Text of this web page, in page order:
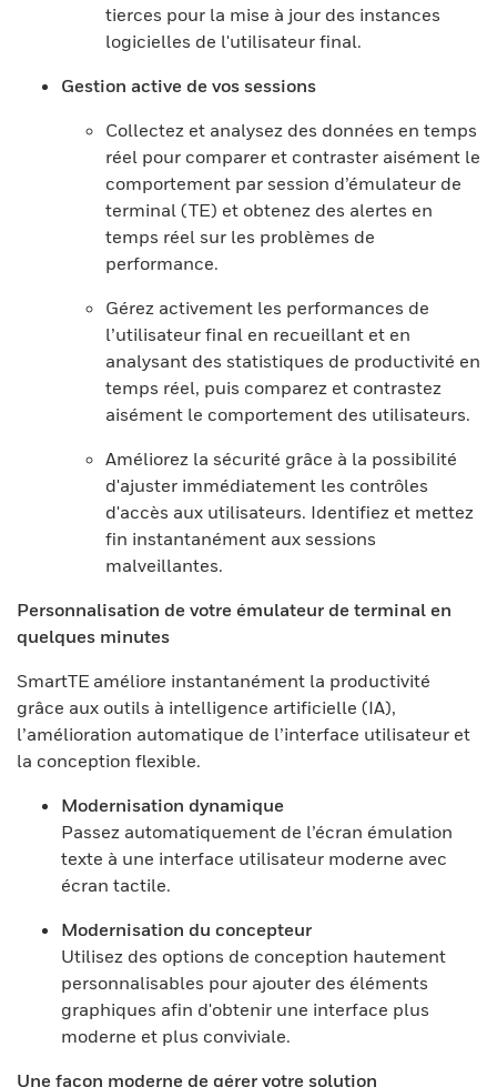
tierces pour la mise à jour des instances
logicielles de l'utilisateur final.
Gestion active de vos sessions
Collectez et analysez des données en temps
réel pour comparer et contraster aisément le
comportement par session d’émulateur de
terminal (TE) et obtenez des alertes en
temps réel sur les problèmes de
performance.
Gérez activement les performances de
l’utilisateur final en recueillant et en
analysant des statistiques de productivité en
temps réel, puis comparez et contrastez
aisément le comportement des utilisateurs.
Améliorez la sécurité grâce à la possibilité
d'ajuster immédiatement les contrôles
d'accès aux utilisateurs. Identifiez et mettez
fin instantanément aux sessions
malveillantes.
Personnalisation de votre émulateur de terminal en
quelques minutes
SmartTE améliore instantanément la productivité
grâce aux outils à intelligence artificielle (IA),
l’amélioration automatique de l’interface utilisateur et
la conception flexible.
Modernisation dynamique
Passez automatiquement de l’écran émulation
texte à une interface utilisateur moderne avec
écran tactile.
Modernisation du concepteur
Utilisez des options de conception hautement
personnalisables pour ajouter des éléments
graphiques afin d'obtenir une interface plus
moderne et plus conviviale.
Une façon moderne de gérer votre solution